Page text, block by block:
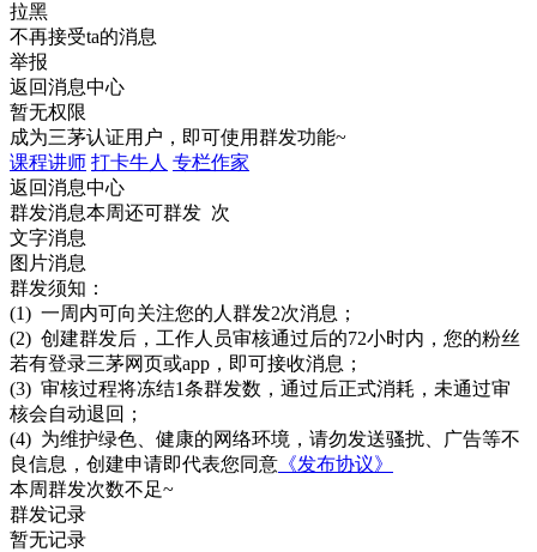
拉黑
不再接受ta的消息
举报
返回消息中心
暂无权限
成为三茅认证用户，即可使用群发功能~
课程讲师 打卡牛人 专栏作家
返回消息中心
群发消息本周还可群发 次
文字消息
图片消息
群发须知：
(1) 一周内可向关注您的人群发2次消息；
(2) 创建群发后，工作人员审核通过后的72小时内，您的粉丝
若有登录三茅网页或app，即可接收消息；
(3) 审核过程将冻结1条群发数，通过后正式消耗，未通过审
核会自动退回；
(4) 为维护绿色、健康的网络环境，请勿发送骚扰、广告等不
良信息，创建申请即代表您同意 《发布协议》
本周群发次数不足~
群发记录
暂无记录